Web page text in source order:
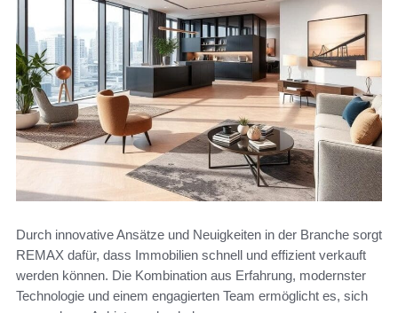
Durch innovative Ansätze und Neuigkeiten in der Branche sorgt
REMAX dafür, dass Immobilien schnell und effizient verkauft
werden können. Die Kombination aus Erfahrung, modernster
Technologie und einem engagierten Team ermöglicht es, sich